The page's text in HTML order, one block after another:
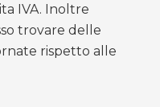
IVA. Inoltre
trovare delle
rispetto alle